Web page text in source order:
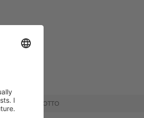
PRODOTTO